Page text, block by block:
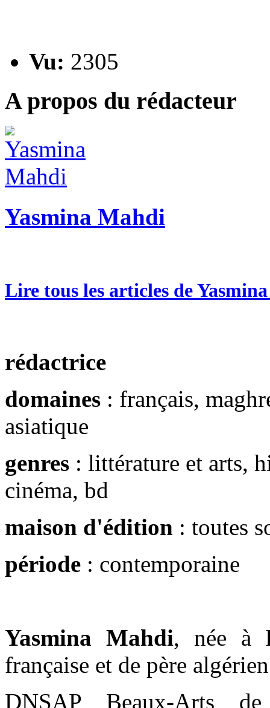
Vu: 2305
A propos du rédacteur
Yasmina Mahdi
Lire tous les articles de
rédactrice
domaines : français,
asiatique
genres : littérature et arts,
cinéma, bd
maison d'édition : toutes
période : contemporaine
Yasmina Mahdi, née à
française et de père
DNSAP Beaux-Arts